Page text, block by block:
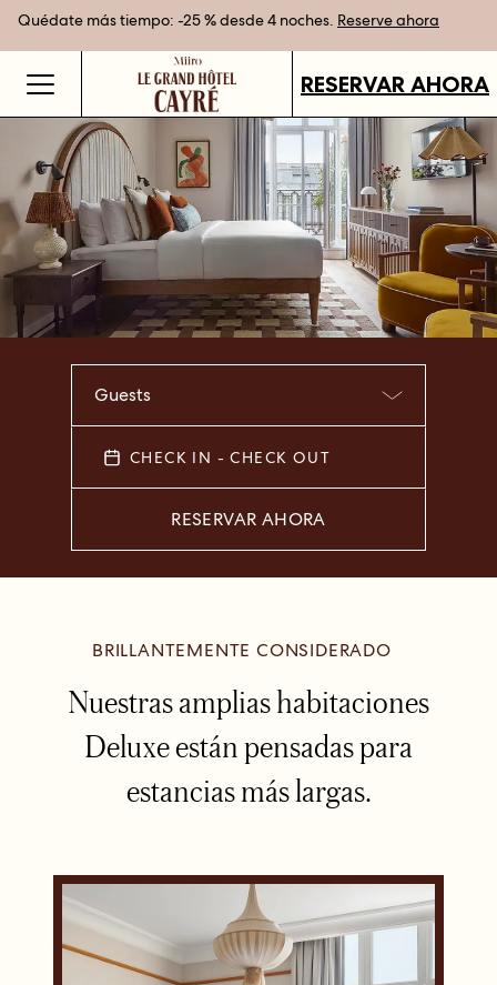
Quédate más tiempo: -25 % desde 4 noches. Reserve ahora
Tarjetas regalo disponibles en todos nuestros destinos.
Mejor tarifa garantizada al reservar directamente
RESERVAR AHORA
Guests
CHECK IN - CHECK OUT
RESERVAR AHORA
BRILLANTEMENTE CONSIDERADO
Nuestras amplias habitaciones
Deluxe están pensadas para
estancias más largas.